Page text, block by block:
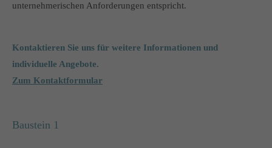
unternehmerischen Anforderungen entspricht.
Kontaktieren Sie uns für weitere Informationen und
individuelle Angebote.
Zum Kontaktformular
Baustein 1